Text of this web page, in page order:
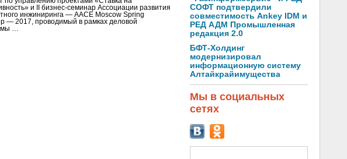
и II бизнес-семинар Ассоциации развития
инжиниринга — AACE Moscow Spring
— 2017, проводимый в рамках деловой
…
СОФТ подтвердили
совместимость Ankey IDM и
РЕД АДМ Промышленная
редакция 2.0
БФТ-Холдинг
модернизировал
информационную систему
Алтайкрайимущества
Мы в социальных
сетях